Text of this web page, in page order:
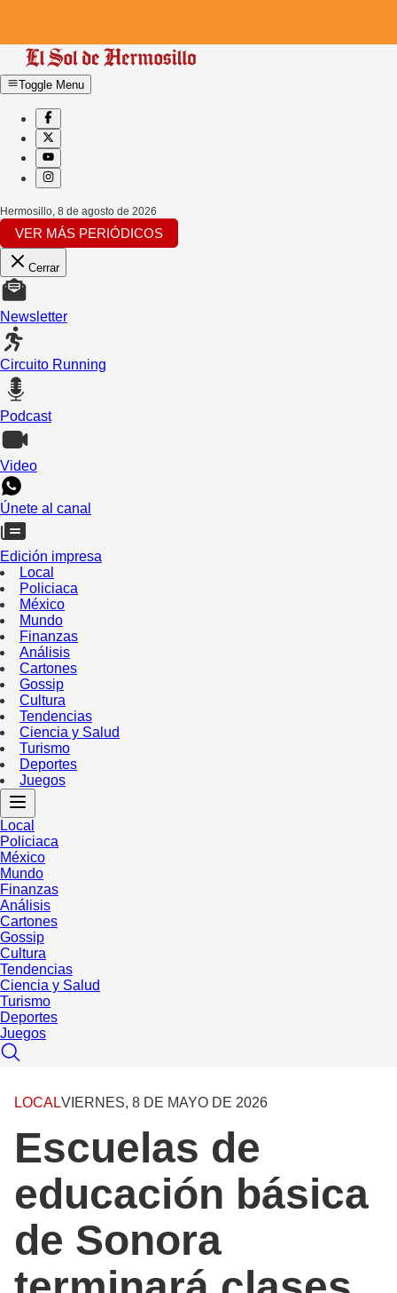
Toggle Menu
Hermosillo 8 de agosto de 2026
VER MÁS PERIÓDICOS
Cerrar
Newsletter
Circuito Running
Podcast
Video
Únete al canal
Edición impresa
Local
Policiaca
México
Mundo
Finanzas
Análisis
Cartones
Gossip
Cultura
Tendencias
Ciencia y Salud
Turismo
Deportes
Juegos
Local
Policiaca
México
Mundo
Finanzas
Análisis
Cartones
Gossip
Cultura
Tendencias
Ciencia y Salud
Turismo
Deportes
Juegos
LOCALVIERNES, 8 DE MAYO DE 2026
Escuelas de
educación básica
de Sonora